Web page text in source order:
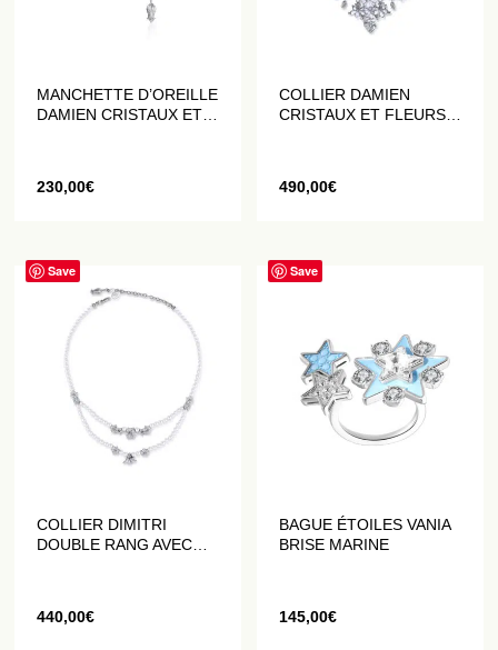
MANCHETTE D’OREILLE
DAMIEN CRISTAUX ET
230,00€
COLLIER DAMIEN
CRISTAUX ET FLEURS
490,00€
Save
COLLIER DIMITRI
DOUBLE RANG AVEC
440,00€
Save
BAGUE ÉTOILES VANIA
BRISE MARINE
145,00€